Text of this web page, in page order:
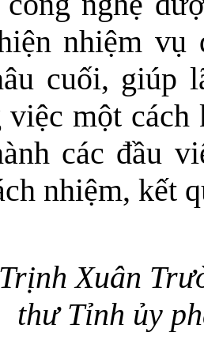
nhiệm vụ
cuối, giúp
một
các đầu
nhiệm, kết
Xuân
thư Tỉnh ủy